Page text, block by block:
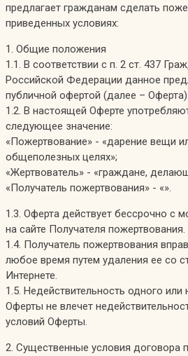
предлагает гражданам сделать
приведенных условиях:
1. Общие положения
1.1. В соответствии с п. 2 ст. 437
Российской Федерации данное
публичной офертой (далее – Оферта).
1.2. В настоящей Оферте
следующее значение:
«Пожертвование» - «дарение вещи
общеполезных целях»;
«Жертвователь» - «граждане,
«Получатель пожертвования» - «».
1.3. Оферта действует бессрочно с
на сайте Получателя пожертвования.
1.4. Получатель пожертвования
любое время путем удаления ее со
Интернете.
1.5. Недействительность одного или
Оферты не влечет
условий Оферты.
2. Существенные условия договора